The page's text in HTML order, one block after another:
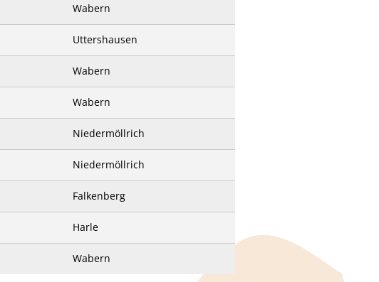
Wabern
Uttershausen
Wabern
Wabern
Niedermöllrich
Niedermöllrich
Falkenberg
Harle
Wabern